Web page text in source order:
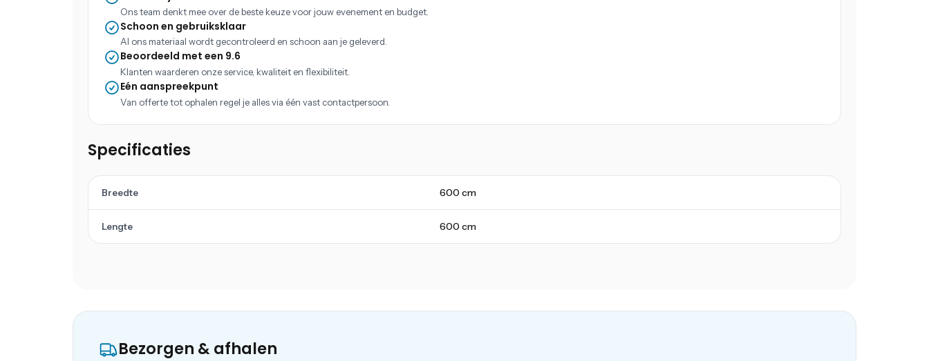
Ons team denkt mee over de beste keuze voor jouw evenement en budget.
Schoon en gebruiksklaar
Al ons materiaal wordt gecontroleerd en schoon aan je geleverd.
Beoordeeld met een 9.6
Klanten waarderen onze service, kwaliteit en flexibiliteit.
Eén aanspreekpunt
Van offerte tot ophalen regel je alles via één vast contactpersoon.
Specificaties
Breedte 600 cm
Lengte 600 cm
Bezorgen & afhalen